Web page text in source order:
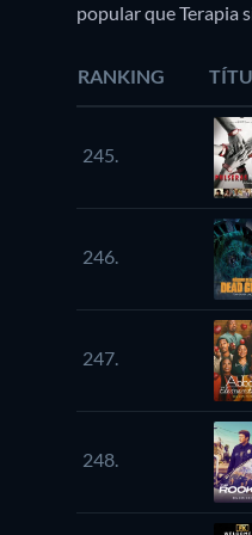
popular que Terapia
RANKING
245.
246.
247.
248.